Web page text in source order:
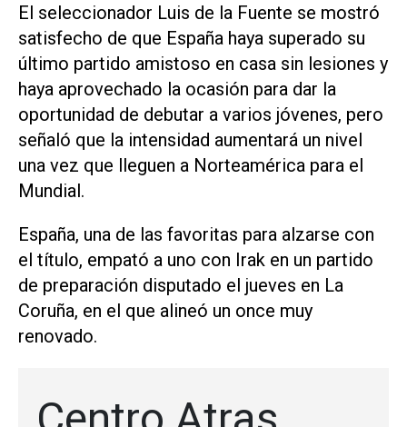
El seleccionador ​Luis de la Fuente se mostró
satisfecho de que España haya superado su
último partido amistoso en casa sin lesiones y
‌haya aprovechado la ocasión para ‌dar la
oportunidad de debutar a varios jóvenes, pero
señaló que la intensidad aumentará un nivel
una vez que lleguen a Norteamérica para el
Mundial.
España, una de las favoritas para alzarse con
el título, empató a uno con Irak en un partido
de preparación disputado el jueves en La
Coruña, en el que alineó un once muy
renovado.